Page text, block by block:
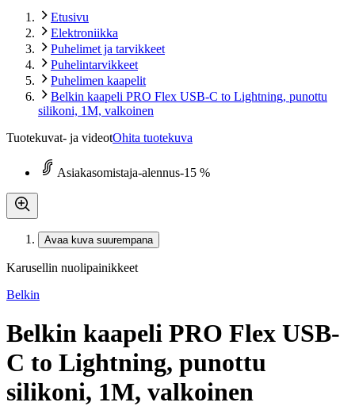
Etusivu
Elektroniikka
Puhelimet ja tarvikkeet
Puhelintarvikkeet
Puhelimen kaapelit
Belkin kaapeli PRO Flex USB-C to Lightning, punottu
silikoni, 1M, valkoinen
Tuotekuvat- ja videotOhita tuotekuva
Asiakasomistaja-alennus-15 %
Avaa kuva suurempana
Karusellin nuolipainikkeet
Belkin
Belkin kaapeli PRO Flex USB-
C to Lightning, punottu
silikoni, 1M, valkoinen